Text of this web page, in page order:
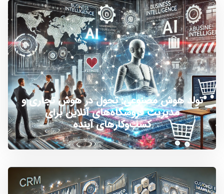
تولد هوش مصنوعی: تحول در هوش تجاری و
مدیریت فروشگاه‌های آنلاین برای
کسب‌وکارهای آینده